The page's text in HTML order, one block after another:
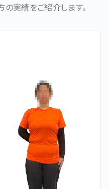
の実績をご紹介します。